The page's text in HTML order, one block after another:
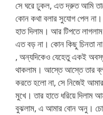
সে ঘরে ঢুকল, এত দ্রুত আমি
কোন কথা বলার সুযোগ পেল
হাত দিলাম। আর টিপতে
এত বড় না। কোন কিছু চিনতা
, অন্যদিকেও যেহেতু একই
থাকলাম। আস্তে আস্তে তার
করতে হলো না, সে নিজেই
মুখে। তার হাতে ধরিয়ে দিলাম
বুঝলাম, এ আমার বোন অনু।